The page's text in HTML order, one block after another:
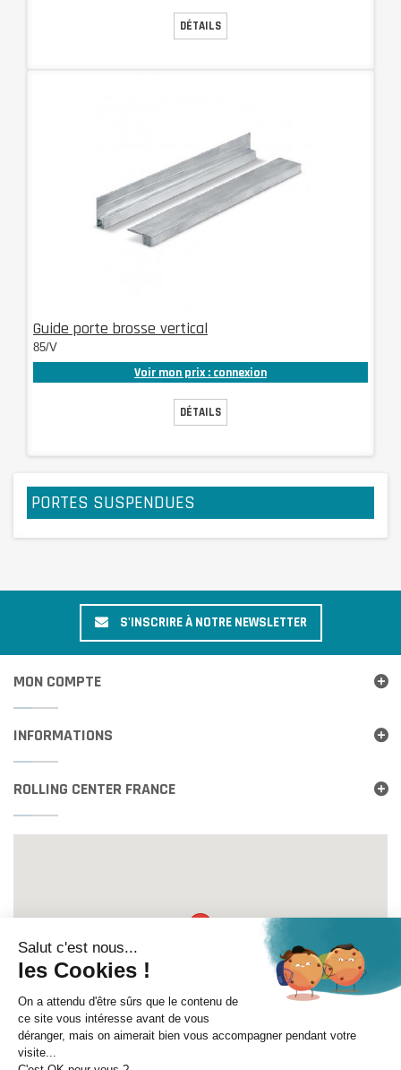
DÉTAILS
Guide porte brosse vertical
85/V
Voir mon prix : connexion
DÉTAILS
PORTES SUSPENDUES
S'INSCRIRE À NOTRE NEWSLETTER
MON COMPTE
INFORMATIONS
ROLLING CENTER FRANCE